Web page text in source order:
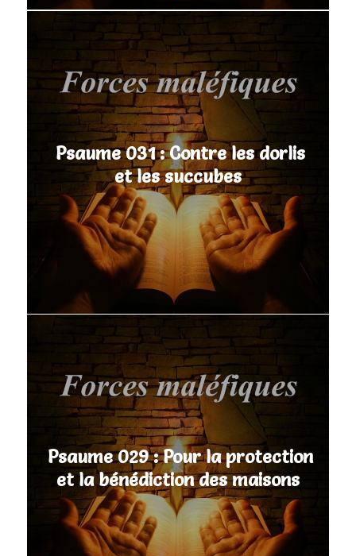
Psaume 031 : Contre les dorlis
et les succubes
Psaume 029 : Pour la protection
et la bénédiction des maisons